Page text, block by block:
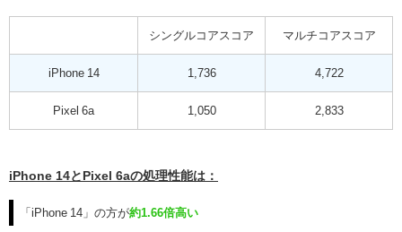
シングルコアスコア マルチコアスコア
iPhone 14 1,736 4,722
Pixel 6a 1,050 2,833
iPhone 14とPixel 6aの処理性能は：
「iPhone 14」の方が約1.66倍高い